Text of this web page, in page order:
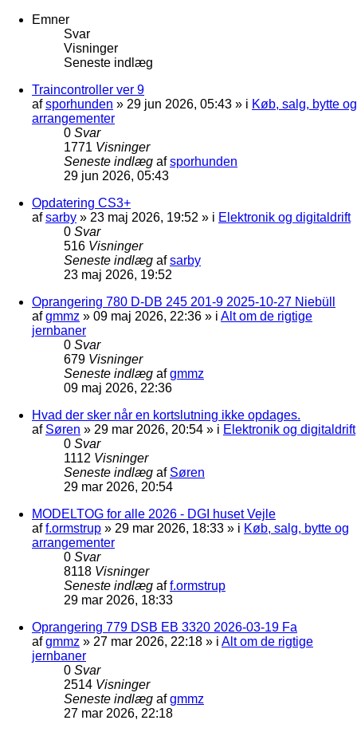
Emner
Svar
Visninger
Seneste indlæg
Traincontroller ver 9
afsporhunden » 29 jun 2026, 05:43 » i Køb, salg, bytte og
arrangementer
0 Svar
1771 Visninger
Seneste indlæg afsporhunden
29 jun 2026, 05:43
Opdatering CS3+
afsarby » 23 maj 2026, 19:52 » i Elektronik og digitaldrift
0 Svar
516 Visninger
Seneste indlæg afsarby
23 maj 2026, 19:52
Oprangering 780 D-DB 245 201-9 2025-10-27 Niebüll
afgmmz » 09 maj 2026, 22:36 » i Alt om de rigtige
jernbaner
0 Svar
679 Visninger
Seneste indlæg afgmmz
09 maj 2026, 22:36
Hvad der sker når en kortslutning ikke opdages.
af Søren » 29 mar 2026, 20:54 » i Elektronik og digitaldrift
0 Svar
1112 Visninger
Seneste indlæg af Søren
29 mar 2026, 20:54
MODELTOG for alle 2026 - DGI huset Vejle
aff.ormstrup » 29 mar 2026, 18:33 » i Køb, salg, bytte og
arrangementer
0 Svar
8118 Visninger
Seneste indlæg aff.ormstrup
29 mar 2026, 18:33
Oprangering 779 DSB EB 3320 2026-03-19 Fa
afgmmz » 27 mar 2026, 22:18 » i Alt om de rigtige
jernbaner
0 Svar
2514 Visninger
Seneste indlæg afgmmz
27 mar 2026, 22:18